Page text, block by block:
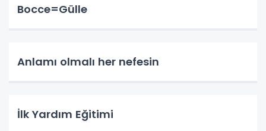
Bocce=Gülle
Anlamı olmalı her nefesin
İlk Yardım Eğitimi